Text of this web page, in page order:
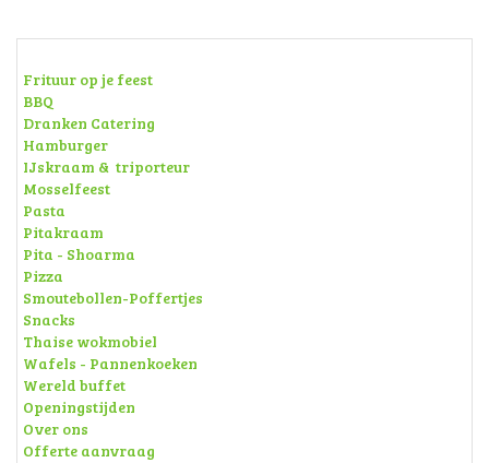
Frituur op je feest
BBQ
Dranken Catering
Hamburger
IJskraam & triporteur
Mosselfeest
Pasta
Pitakraam
Pita - Shoarma
Pizza
Smoutebollen-Poffertjes
Snacks
Thaise wokmobiel
Wafels - Pannenkoeken
Wereld buffet
Openingstijden
Over ons
Offerte aanvraag